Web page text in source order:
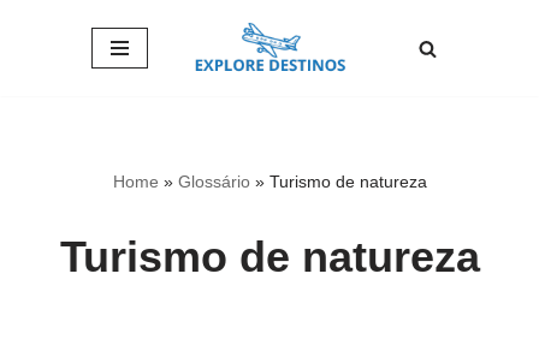
Home » Glossário» Turismo de natureza
Turismo de natureza